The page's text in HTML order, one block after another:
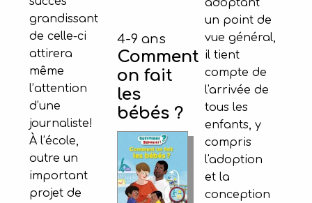
grandissant
de celle-ci
attirera
même
l’attention
d’une
journaliste!
À l’école,
outre un
important
projet de
4-9 ans
Comment
on fait
les
bébés ?
adoptant
un point de
vue général,
il tient
compte de
l'arrivée de
tous les
enfants, y
compris
l'adoption
et la
conception